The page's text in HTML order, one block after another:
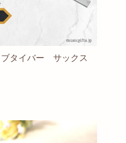
ブタイバー サックス